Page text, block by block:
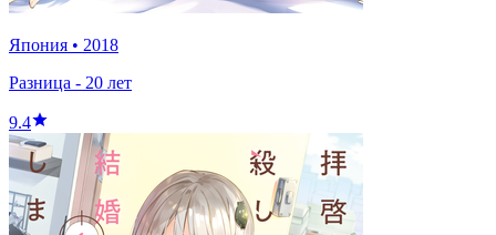
Япония • 2018
Разница - 20 лет
9.4